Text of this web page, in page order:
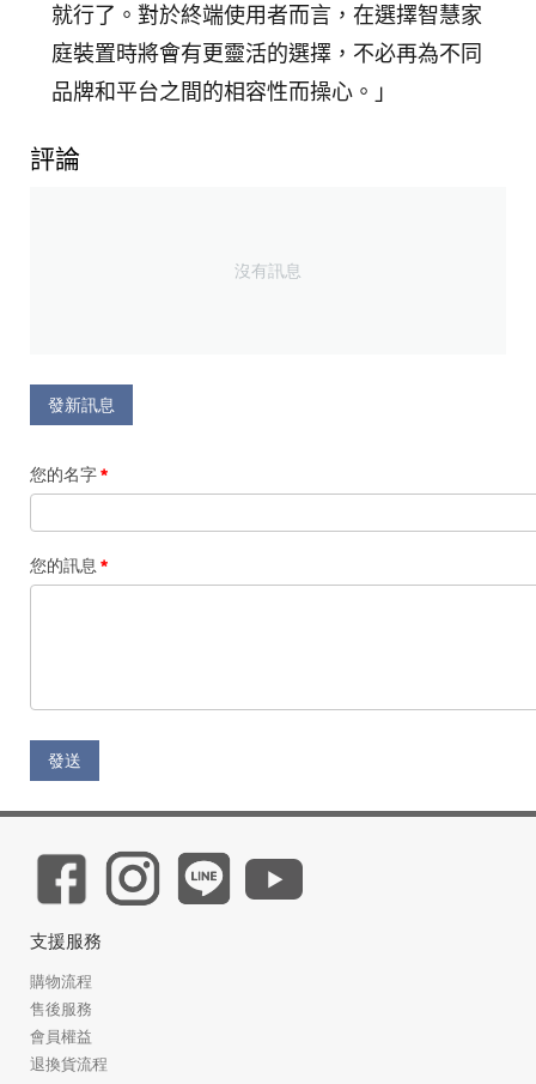
就行了。對於終端使用者而言，在選擇智慧家
庭裝置時將會有更靈活的選擇，不必再為不同
品牌和平台之間的相容性而操心。」
評論
沒有訊息
發新訊息
您的名字
您的訊息
發送
支援服務
購物流程
售後服務
會員權益
退換貨流程